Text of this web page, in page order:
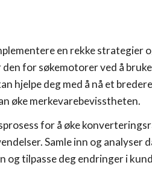
en rekke strategier
for søkemotorer ved å
hjelpe deg med å nå et
øke merkevarebevisstheten.
for å øke
Samle inn og analyser
og tilpasse deg endringer i